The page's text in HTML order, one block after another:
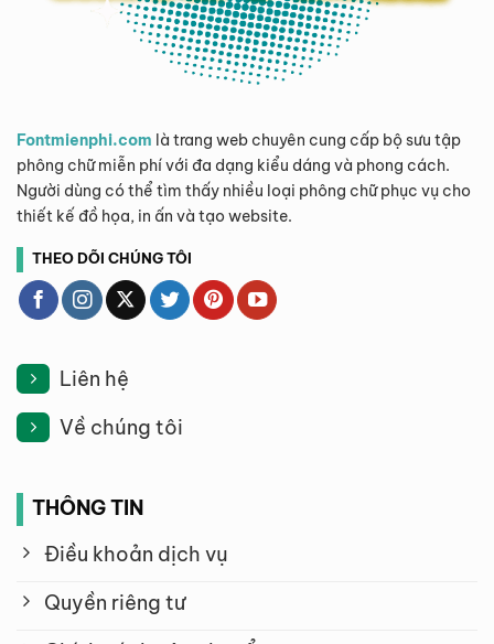
Fontmienphi.com là trang web chuyên cung cấp bộ sưu tập
phông chữ miễn phí với đa dạng kiểu dáng và phong cách.
Người dùng có thể tìm thấy nhiều loại phông chữ phục vụ cho
thiết kế đồ họa, in ấn và tạo website.
THEO DÕI CHÚNG TÔI
Liên hệ
Về chúng tôi
THÔNG TIN
Điều khoản dịch vụ
Quyền riêng tư